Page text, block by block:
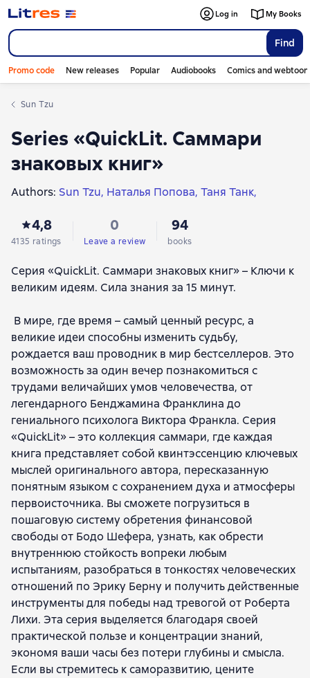
Find
Log in My Books
Promo code New releases Popular Audiobooks Comics and
Sun Tzu
Series «QuickLit. Саммари
знаковых книг»
Authors: Sun Tzu Наталья Попова Таня Танк
Алина Пономарева
Рустем Ильшатович Ишмаков
Валерий Владимирович Муллагалеев
Светлана Косарева Константин Афонин
Андрей Филин
Иван Родионов Владимир Волков
Юлия Ершова Никита Балашов
Валерий Муллагалеев
4,8
4135 ratings
0
Leave a review
94
books
Серия «QuickLit. Саммари знаковых книг» – Ключи к
великим идеям. Сила знания за 15 минут.
В мире, где время – самый ценный ресурс, а
великие идеи способны изменить судьбу,
рождается ваш проводник в мир бестселлеров. Это
возможность за один вечер познакомиться с
трудами величайших умов человечества, от
легендарного Бенджамина Франклина до
гениального психолога Виктора Франкла. Серия
«QuickLit» – это коллекция саммари, где каждая
книга представляет собой квинтэссенцию ключевых
мыслей оригинального автора, пересказанную
понятным языком с сохранением духа и атмосферы
первоисточника. Вы сможете погрузиться в
пошаговую систему обретения финансовой
свободы от Бодо Шефера, узнать, как обрести
внутреннюю стойкость вопреки любым
испытаниям, разобраться в тонкостях человеческих
отношений по Эрику Берну и получить действенные
инструменты для победы над тревогой от Роберта
Лихи. Эта серия выделяется благодаря своей
практической пользе и концентрации знаний,
экономя ваши часы без потери глубины и смысла.
Если вы стремитесь к саморазвитию, цените